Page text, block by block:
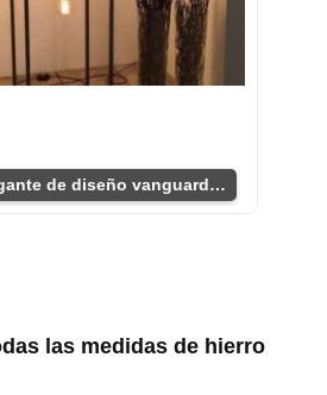
Lámpara colgante de diseño vanguardista minimalista
las medidas de hierro